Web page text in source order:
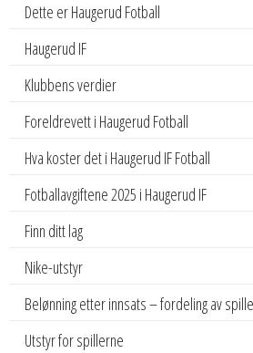
Dette er Haugerud Fotball
Haugerud IF
Klubbens verdier
Foreldrevett i Haugerud Fotball
Hva koster det i Haugerud IF Fotball
Fotballavgiftene 2025 i Haugerud IF
Finn ditt lag
Nike-utstyr
Belønning etter innsats – fordeling av
Utstyr for spillerne